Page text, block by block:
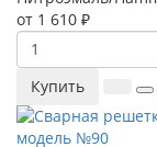
от 1 610 ₽
Купить